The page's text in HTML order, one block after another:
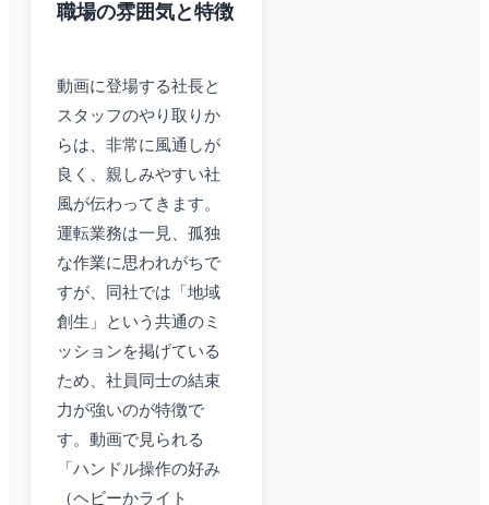
職場の雰囲気と特徴
動画に登場する社長と
スタッフのやり取りか
らは、非常に風通しが
良く、親しみやすい社
風が伝わってきます。
運転業務は一見、孤独
な作業に思われがちで
すが、同社では「地域
創生」という共通のミ
ッションを掲げている
ため、社員同士の結束
力が強いのが特徴で
す。動画で見られる
「ハンドル操作の好み
（ヘビーかライト